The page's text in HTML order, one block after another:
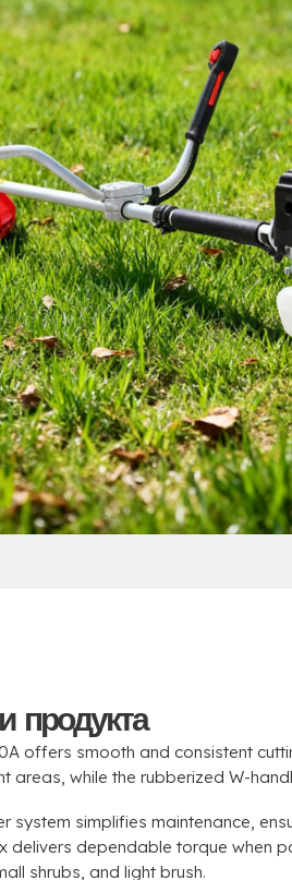
продукта
offers smooth and consistent
areas while the rubberized W-
system simplifies maintenance
delivers dependable torque when
shrubs and light brush.